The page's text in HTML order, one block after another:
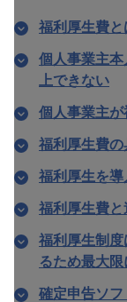
福利厚生費
個人事業主
上できない
個人事業主
福利厚生費の
福利厚生を導
福利厚生費と
福利厚生制
るため最大
確定申告ソ